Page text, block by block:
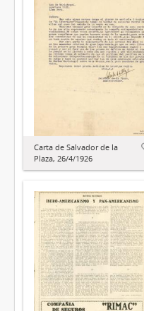
Carta de Salvador de la
Plaza, 26/4/1926